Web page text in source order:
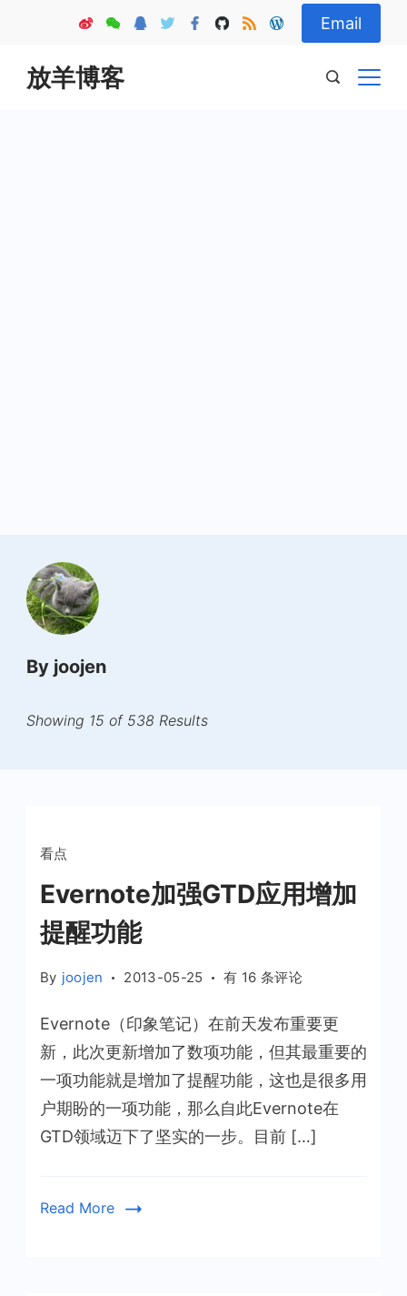
content
Email
放羊博客
By joojen
Showing 15 of 538 Results
看点
Evernote加强GTD应用增加
提醒功能
By joojen 2013-05-25
Evernote
强
GTD
应
增
加
有 16 条评论
Evernote（印象笔记）在前天发布重要更
新，此次更新增加了数项功能，但其最重要的
一项功能就是增加了提醒功能，这也是很多用
户期盼的一项功能，那么自此Evernote在
GTD领域迈下了坚实的一步。目前 […]
Read More